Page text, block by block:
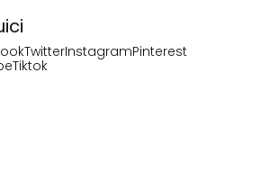
TwitterInstagramPinterest
Tiktok